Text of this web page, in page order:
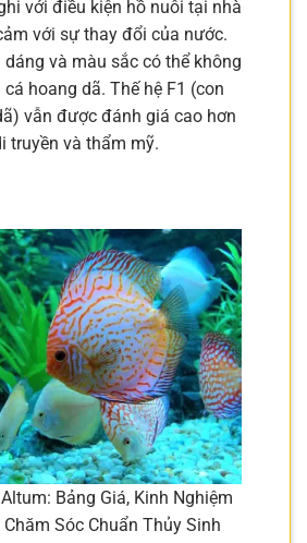
với điều kiện hồ nuôi tại nhà
với sự thay đổi của nước.
dáng và màu sắc có thể không
hoang dã. Thế hệ F1 (con
vẫn được đánh giá cao hơn
truyền và thẩm mỹ.
Bảng Giá, Kinh Nghiệm
Sóc Chuẩn Thủy Sinh